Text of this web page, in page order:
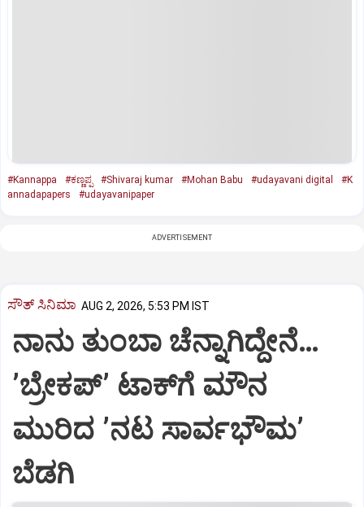
#Kannappa #ಕಣ್ಣಪ್ಪ #Shivaraj kumar #Mohan Babu #udayavani digital
#K
annadapapers
#udayavanipaper
ADVERTISEMENT
ಸೌತ್‌ ಸಿನಿಮಾ AUG 2, 2026, 5:53 PM IST
ನಾನು ತುಂಬಾ ಚೆನ್ನಾಗಿದ್ದೇನೆ…
ʼಬ್ರೇಕಪ್‌ʼ ಟಾಕ್‌ಗೆ ಮೌನ
ಮುರಿದ ʼನಟ ಸಾರ್ವಭೌಮʼ
ಬೆಡಗಿ